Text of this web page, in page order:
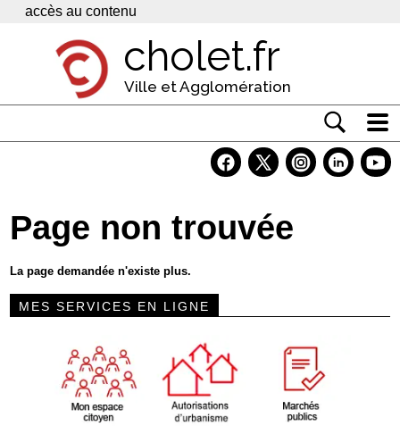
Panneau de gestion des cookies
accès au contenu
cholet.fr
Ville et Agglomération
Economie
Services
Contacts
Page non trouvée
La page demandée n'existe plus.
MES SERVICES EN LIGNE